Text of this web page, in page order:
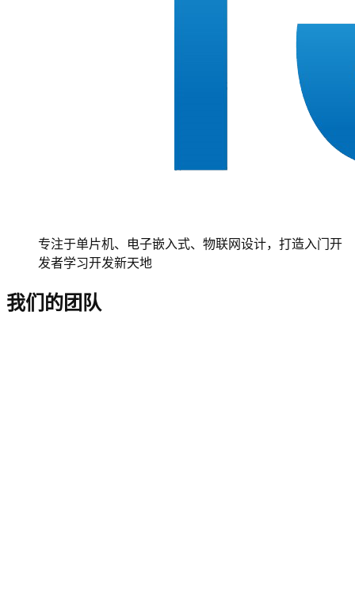
专注于单片机、电子嵌入式、物联网设计，打造入门开
发者学习开发新天地
我们的团队